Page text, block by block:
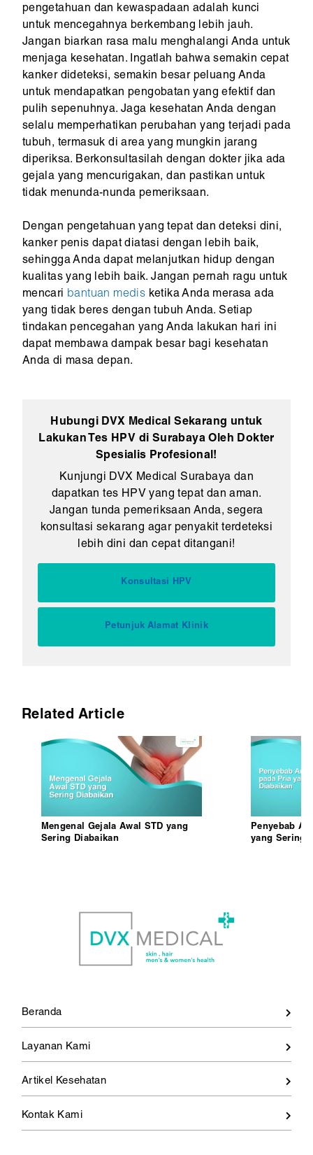
pengetahuan dan kewaspadaan adalah kunci
untuk mencegahnya berkembang lebih jauh.
Jangan biarkan rasa malu menghalangi Anda untuk
menjaga kesehatan. Ingatlah bahwa semakin cepat
kanker dideteksi, semakin besar peluang Anda
untuk mendapatkan pengobatan yang efektif dan
pulih sepenuhnya. Jaga kesehatan Anda dengan
selalu memperhatikan perubahan yang terjadi pada
tubuh, termasuk di area yang mungkin jarang
diperiksa. Berkonsultasilah dengan dokter jika ada
gejala yang mencurigakan, dan pastikan untuk
tidak menunda-nunda pemeriksaan.
Dengan pengetahuan yang tepat dan deteksi dini,
kanker penis dapat diatasi dengan lebih baik,
sehingga Anda dapat melanjutkan hidup dengan
kualitas yang lebih baik. Jangan pernah ragu untuk
mencari bantuan medis ketika Anda merasa ada
yang tidak beres dengan tubuh Anda. Setiap
tindakan pencegahan yang Anda lakukan hari ini
dapat membawa dampak besar bagi kesehatan
Anda di masa depan.
Hubungi DVX Medical Sekarang untuk
Lakukan Tes HPV di Surabaya Oleh Dokter
Spesialis Profesional!
Kunjungi DVX Medical Surabaya dan
dapatkan tes HPV yang tepat dan aman.
Jangan tunda pemeriksaan Anda, segera
konsultasi sekarang agar penyakit terdeteksi
lebih dini dan cepat ditangani!
Konsultasi HPV
Petunjuk Alamat Klinik
Related Article
Mengenal Gejala Awal STD yang
Sering Diabaikan
Penyebab
yang Sering
Beranda
Layanan Kami
Artikel Kesehatan
Kontak Kami